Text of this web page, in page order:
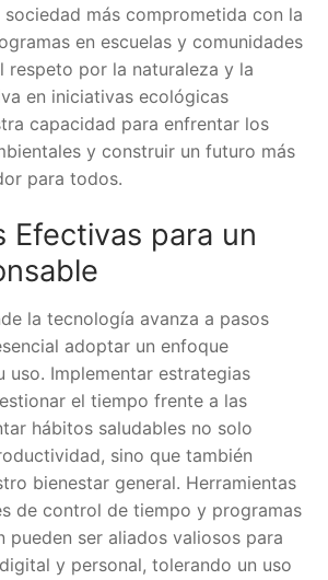
más comprometida con la
en escuelas y comunidades
respeto por la naturaleza y la
en iniciativas ecológicas
capacidad para enfrentar los
y construir un futuro más
para todos.
Efectivas para un
la tecnología avanza a pasos
adoptar un enfoque
uso. Implementar estrategias
el tiempo frente a las
hábitos saludables no solo
sino que también
bienestar general. Herramientas
de control de tiempo y programas
pueden ser aliados valiosos para
y personal, tolerando un uso